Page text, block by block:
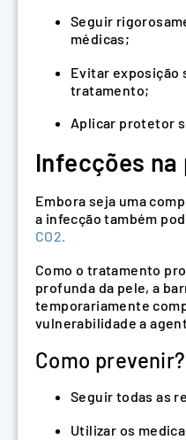
Seguir
médicas;
Evitar exposição
tratamento;
Aplicar protetor
Infecções na
Embora seja uma
a infecção também
CO2.
Como o tratamento
profunda da pele, a
temporariamente
vulnerabilidade a
Como prevenir?
Seguir todas as
Utilizar os